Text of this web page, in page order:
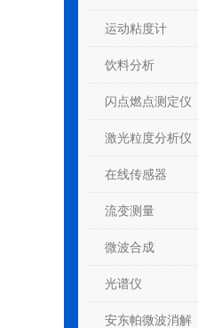
运动粘度计
饮料分析
闪点燃点测定仪
激光粒度分析仪
在线传感器
流变测量
微波合成
光谱仪
安东帕微波消解